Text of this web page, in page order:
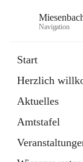
Navigation
Start
Herzlich
Aktuelles
Amtstafel
Externe Webseite
in
Tab
Region
Externe Webseite
öffnet
in
neuem